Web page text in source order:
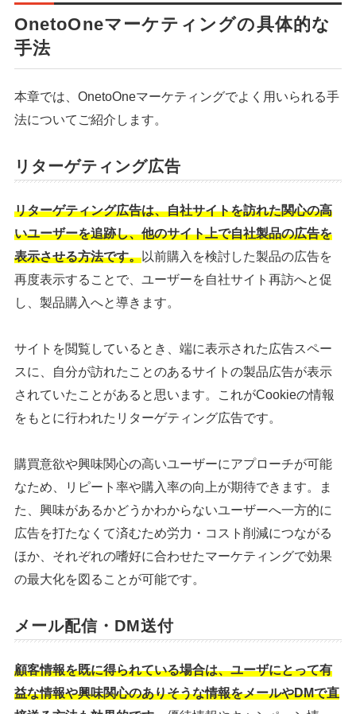
OnetoOneマーケティングの具体的な
手法
本章では、OnetoOneマーケティングでよく用いられる手
法についてご紹介します。
リターゲティング広告
リターゲティング広告は、自社サイトを訪れた関心の高
いユーザーを追跡し、他のサイト上で自社製品の広告を
表示させる方法です。以前購入を検討した製品の広告を
再度表示することで、ユーザーを自社サイト再訪へと促
し、製品購入へと導きます。
サイトを閲覧しているとき、端に表示された広告スペー
スに、自分が訪れたことのあるサイトの製品広告が表示
されていたことがあると思います。これがCookieの情報
をもとに行われたリターゲティング広告です。
購買意欲や興味関心の高いユーザーにアプローチが可能
なため、リピート率や購入率の向上が期待できます。ま
た、興味があるかどうかわからないユーザーへ一方的に
広告を打たなくて済むため労力・コスト削減につながる
ほか、それぞれの嗜好に合わせたマーケティングで効果
の最大化を図ることが可能です。
メール配信・DM送付
顧客情報を既に得られている場合は、ユーザにとって有
益な情報や興味関心のありそうな情報をメールやDMで直